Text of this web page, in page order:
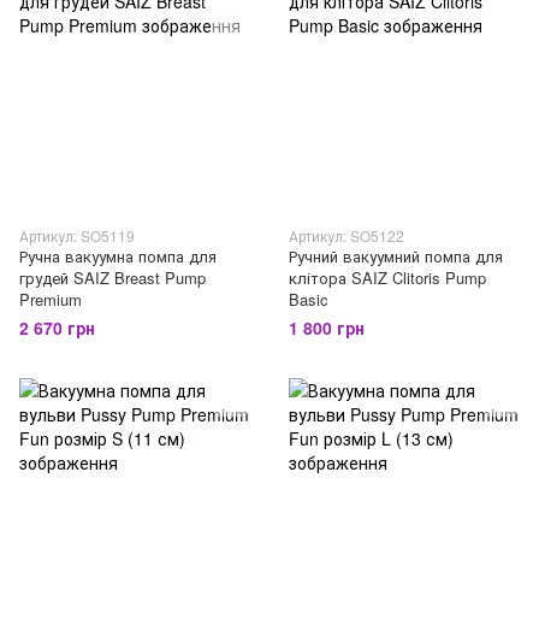
Артикул: SO5119
Ручна вакуумна помпа для
грудей SAIZ Breast Pump
Premium
2 670 грн
Артикул: SO5122
Ручний вакуумний помпа для
клітора SAIZ Clitoris Pump
Basic
1 800 грн